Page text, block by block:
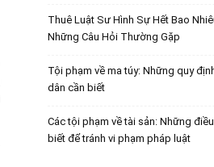
Thuê Luật Sư Hình Sự Hết Bao
Những Câu Hỏi Thường Gặp
Tội phạm về ma túy: Những quy
dân cần biết
Các tội phạm về tài sản: Những
biết để tránh vi phạm pháp luật